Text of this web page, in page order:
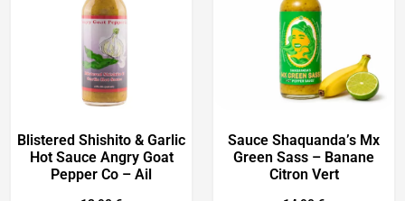
Blistered Shishito & Garlic
Hot Sauce Angry Goat
Pepper Co – Ail
Sauce Shaquanda’s Mx
Green Sass – Banane
Citron Vert